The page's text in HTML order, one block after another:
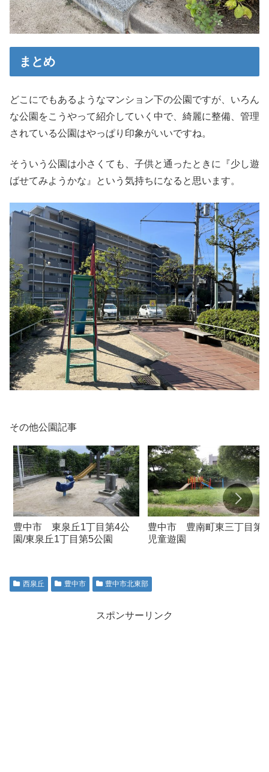
まとめ
どこにでもあるようなマンション下の公園ですが、いろん
な公園をこうやって紹介していく中で、綺麗に整備、管理
されている公園はやっぱり印象がいいですね。
そういう公園は小さくても、子供と通ったときに『少し遊
ばせてみようかな』という気持ちになると思います。
その他公園記事
豊中市 東泉丘1丁目第4公
園/東泉丘1丁目第5公園
豊中市 豊南町東三丁目第
児童遊園
西泉丘 豊中市 豊中市北東部
スポンサーリンク